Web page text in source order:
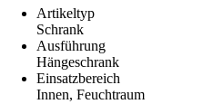
Artikeltyp
Schrank
Ausführung
Hängeschrank
Einsatzbereich
Innen, Feuchtraum